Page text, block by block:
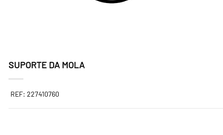
SUPORTE DA MOLA
REF: 227410760